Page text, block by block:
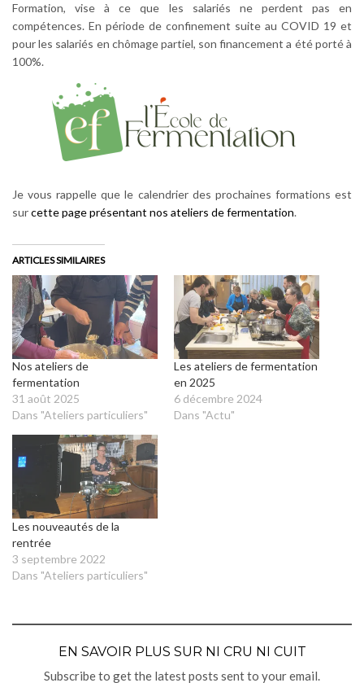
Formation, vise à ce que les salariés ne perdent pas en
compétences. En période de confinement suite au COVID 19 et
pour les salariés en chômage partiel, son financement a été porté à
100%.
Je vous rappelle que le calendrier des prochaines formations est
surcette page présentant nos ateliers de fermentation.
ARTICLES SIMILAIRES
Nos ateliers de
fermentation
31 août 2025
Dans "Ateliers particuliers"
Les ateliers de fermentation
en 2025
6 décembre 2024
Dans "Actu"
Les nouveautés de la
rentrée
3 septembre 2022
Dans "Ateliers particuliers"
EN SAVOIR PLUS SUR NI CRU NI CUIT
Subscribe to get the latest posts sent to your email.